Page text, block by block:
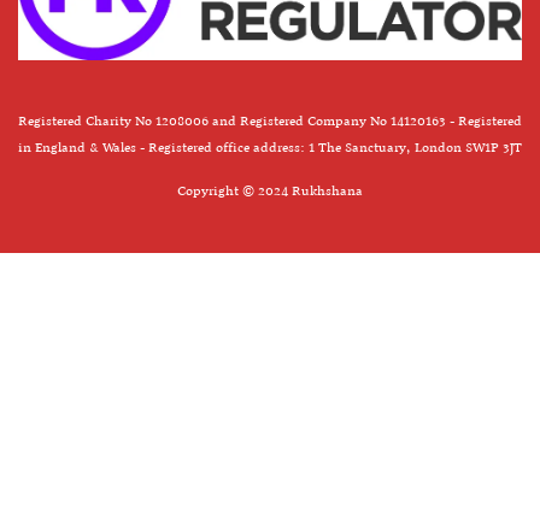
Registered Charity No 1208006 and Registered Company No 14120163 - Registered
in England & Wales - Registered office address: 1 The Sanctuary, London SW1P 3JT
Copyright © 2024 Rukhshana